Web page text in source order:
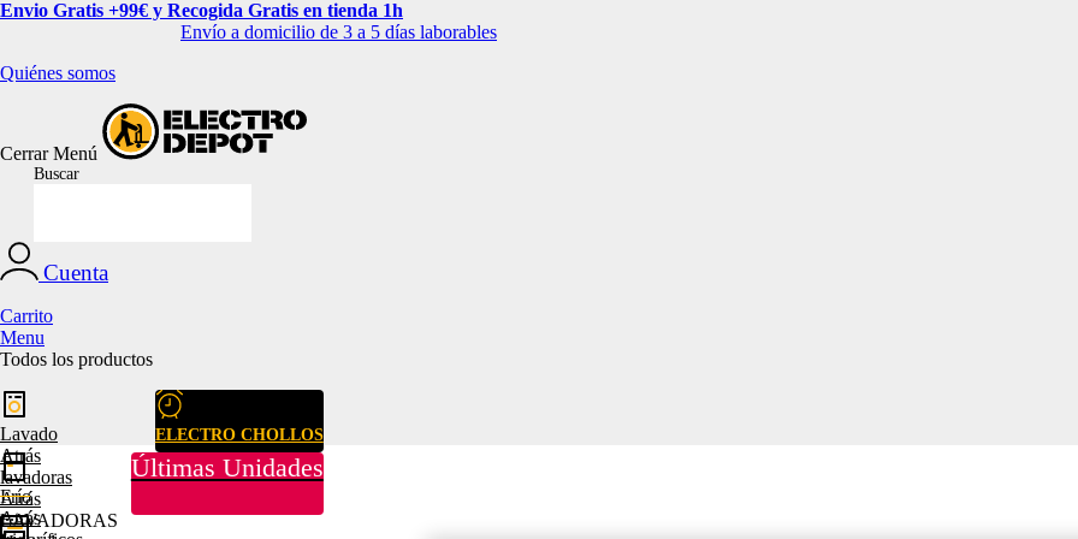
Envio Gratis +99€ y Recogida Gratis en tienda 1h
Envío a domicilio de 3 a 5 días laborables
Quiénes somos
CerrarMenú
Buscar
Cuenta
Carrito
Menu
Todos los productos
ELECTRO CHOLLOS
Últimas Unidades
Lavado
Atrás
lavadoras
Atrás
LAVADORAS
Frío
Atrás